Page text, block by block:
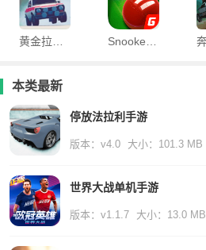
本类最新
停放法拉利手游
版本：v4.0 大小：101.3 MB
世界大战单机手游
版本：v1.1.7 大小：13.0 MB